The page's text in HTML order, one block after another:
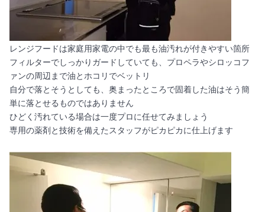
レンジフードは家庭用家電の中でも最も油汚れが付きやすい箇所
フィルターでしっかりガードしていても、プロペラやシロッコフ
ァンの周辺まで油とホコリでベットリ
自分で落とそうとしても、奥まったところで固着した油はそう簡
単に落とせるものではありません
ひどく汚れている場合は一度プロに任せてみましょう
専用の薬剤と技術を備えたスタッフがピカピカに仕上げます